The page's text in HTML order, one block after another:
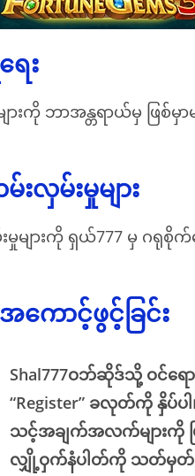
ေး
ဘာအန္တရာယ်မှ ဖြစ်မှာ
လှမ်းမှုများ
များကို ရှယ်777 မှ ဂရု
အကောင့်ဖွင့်ခြင်း
Shal777ဝဘ်ဆိုဒ်သို့ ဝင်ရေ
“Register” ခလုတ်ကို နှိပ်ပါ
သင့်အချက်အလက်များကို
လျှို့ဝှက်နံပါတ်ကို သတ်မှတ်